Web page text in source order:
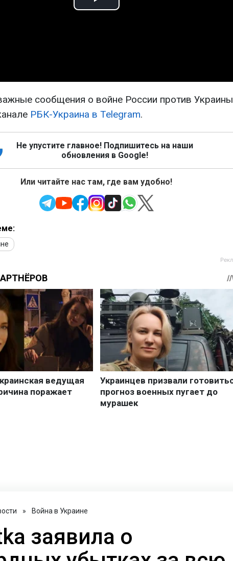
Play
сообщения о войне России против Украины
РБК-Украина в Telegram.
Не упустите главное! Подпишитесь на наши
обновления в Google!
Или читайте нас там, где вам удобно!
» Война в Украине
заявила о